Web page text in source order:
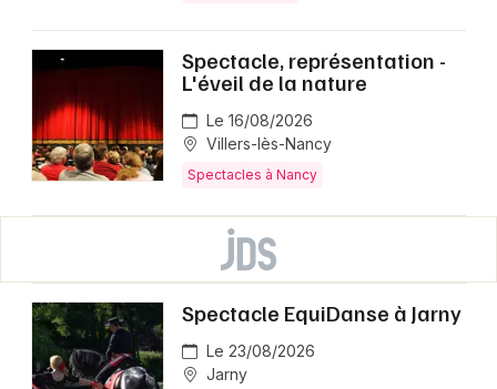
Spectacle, représentation -
L'éveil de la nature
Le 16/08/2026
Villers-lès-Nancy
Spectacles à Nancy
Spectacle EquiDanse à Jarny
Le 23/08/2026
Jarny